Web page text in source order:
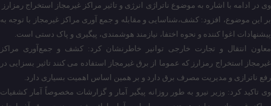
وی در ادامه با اشاره به موضوع ناتراژی انرژی و تاثیر مراکز غیرمجاز استخراج رمزارز
بر این موضوع، افزود: کشف،شناسایی و مقابله و جمع آوری مراکز غیرمجاز با توجه به
پیشنهادات اغوا کننده و نحوه اختفا، نیازمند هوشمندی، پیگیری و پاک دستی است.
معاون انتقال و تجارت خارجی توانیر خاطرنشان کرد: کشف و جمع‌آوری مراکز
غیرمجاز استخراج رمزارز که عموما از برق غیرمجاز استفاده می کنند تاثیر بسزایی در
رفع ناترازی و مدیریت مصرف برق دارد و بر همین اساس اهمیت بسیاری دارد.
وی تاکید کرد: وزیر نیرو به طور روزانه پیگیر آمار و گزارشات مخصوصاً آمار کشفیات